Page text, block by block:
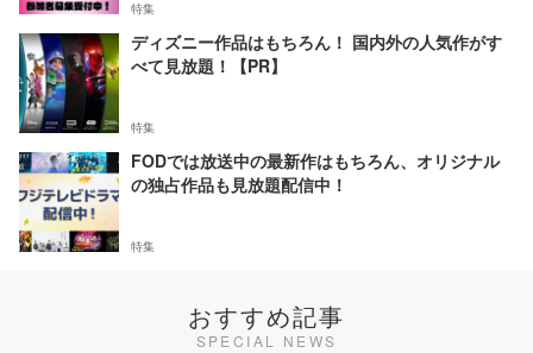
特集
ディズニー作品はもちろん！ 国内外の人気作がす
べて見放題！【PR】
特集
FODでは放送中の最新作はもちろん、オリジナル
の独占作品も見放題配信中！
特集
おすすめ記事
SPECIAL NEWS